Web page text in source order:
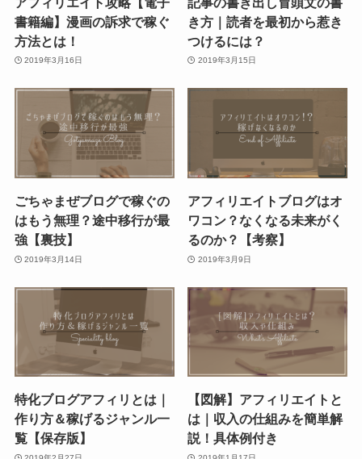
書籍編】漫画の訴求で稼ぐ
方法とは！
2019年3月16日
き方｜読者を最初から惹き
つけるには？
2019年3月15日
ごちゃまぜブログで稼ぐの
はもう無理？途中移行が最
強【裏技】
2019年3月14日
アフィリエイトブログはオ
ワコン？なくなる未来がく
るのか？【考察】
2019年3月9日
特化ブログアフィリとは｜
作り方＆稼げるジャンル一
覧【保存版】
【図解】アフィリエイトと
は｜収入の仕組みを簡単解
説！具体例付き